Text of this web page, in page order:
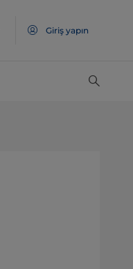
Giriş yapın